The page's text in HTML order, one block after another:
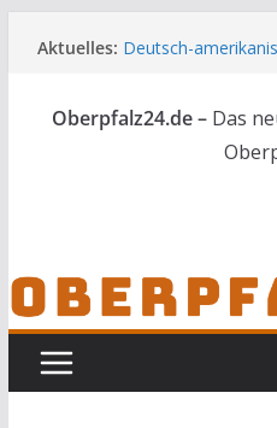
Inhalt
Aktuelles: Deutsch-
Unbekannte
einzubrechen
Audi prallt gegen
Oberpfalz24.de – Das